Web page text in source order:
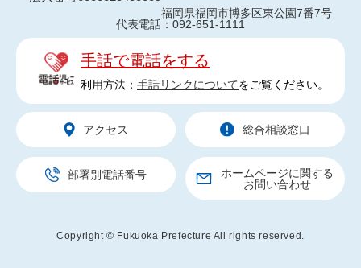
福岡県福岡市博多区東公園7番7号
代表電話：092-651-1111
手話で電話をする
利用方法： 手話リンクについてをご覧ください。
アクセス 総合相談窓口
部署別電話番号
ホームページに関する
お問い合わせ
Copyright © Fukuoka Prefecture All rights reserved.